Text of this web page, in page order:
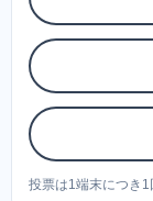
投票は1端末につき1